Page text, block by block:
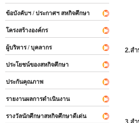
ข้อบังคับฯ / ประกาศฯ สหกิจศึกษา
โครงสร้างองค์กร
ผู้บริหาร / บุคลากร
ประโยชน์ของสหกิจศึกษา
ประกันคุณภาพ
รายงานผลการดำเนินงาน
รางวัลนักศึกษาสหกิจศึกษาดีเด่น
2.ส